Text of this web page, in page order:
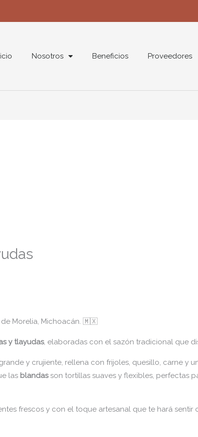
Nosotros Beneficios Proveedores
Morelia, Michoacán. 🇲🇽
y tlayudas, elaboradas con el sazón tradicional que
y crujiente, rellena con frijoles, quesillo, carne y
las blandasson tortillas suaves y flexibles, perfectas
frescos y con el toque artesanal que te hará sentir